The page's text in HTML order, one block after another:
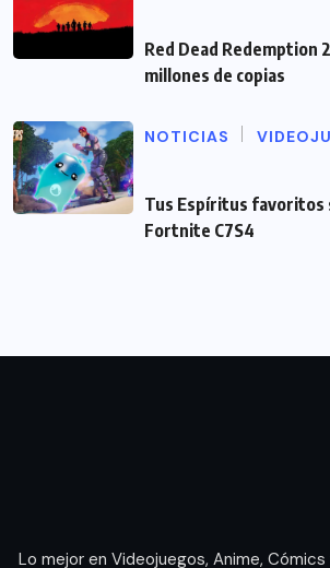
Red Dead Redemption
millones de copias
NOTICIAS
Tus Espíritus favoritos
Fortnite C7S4
Lo mejor en Videojuegos, Anime,